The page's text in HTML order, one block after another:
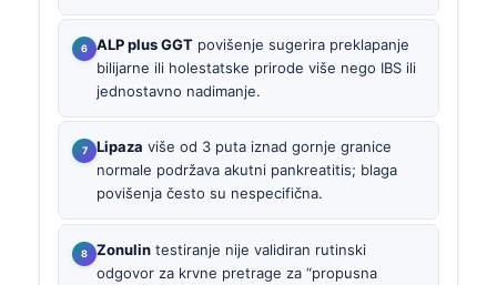
ALP plus GGT povišenje sugerira preklapanje
bilijarne ili holestatske prirode više nego IBS ili
jednostavno nadimanje.
Lipaza više od 3 puta iznad gornje granice
normale podržava akutni pankreatitis; blaga
povišenja često su nespecifična.
Zonulin testiranje nije validiran rutinski
odgovor za krvne pretrage za “propusna